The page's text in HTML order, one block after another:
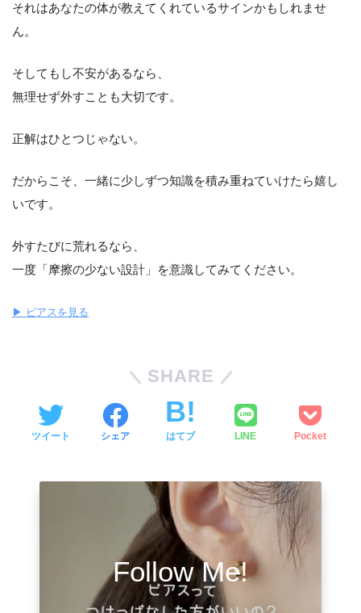
それはあなたの体が教えてくれているサインかもしれませ
ん。
そしてもし不安があるなら、
無理せず外すことも大切です。
正解はひとつじゃない。
だからこそ、一緒に少しずつ知識を積み重ねていけたら嬉し
いです。
外すたびに荒れるなら、
一度「摩擦の少ない設計」を意識してみてください。
▶ ピアスを見る
SHARE
ツイート シェア はてブ LINE Pocket
Follow Me!